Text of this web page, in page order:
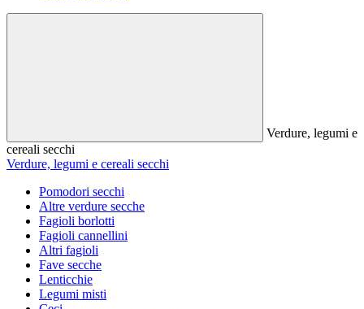
Verdure, legumi e
cereali secchi
Verdure, legumi e cereali secchi
Pomodori secchi
Altre verdure secche
Fagioli borlotti
Fagioli cannellini
Altri fagioli
Fave secche
Lenticchie
Legumi misti